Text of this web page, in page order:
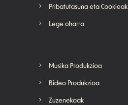
Pribatutasuna eta Cookieak
Lege oharra
Musika Produkzioa
Bideo Produkzioa
Zuzenekoak